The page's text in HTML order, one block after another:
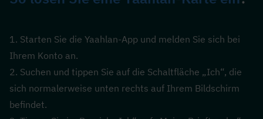
1. Starten Sie die Yaahlan-App und melden Sie sich bei
Ihrem Konto an.
2. Suchen und tippen Sie auf die Schaltfläche „Ich“, die
sich normalerweise unten rechts auf Ihrem Bildschirm
befindet.